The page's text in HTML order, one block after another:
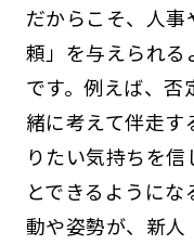
だからこそ、人
頼」を与えられる
です。例えば、
緒に考えて伴走
りたい気持ちを
とできるように
動や姿勢が、新